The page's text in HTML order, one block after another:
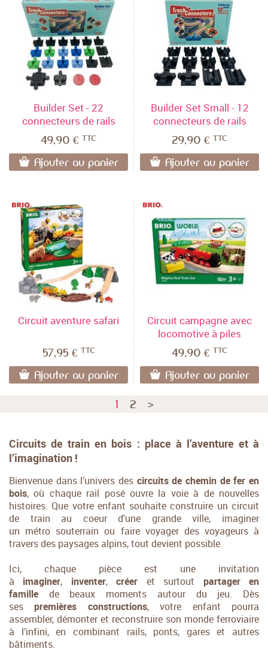
Builder Set - 22
connecteurs de rails
49,90 € TTC
Ajouter au panier
Builder Set Small - 12
connecteurs de rails
29,90 € TTC
Ajouter au panier
Circuit aventure safari
57,95 € TTC
Ajouter au panier
Circuit campagne avec
locomotive à piles
49,90 € TTC
Ajouter au panier
1 2 >
Circuits de train en bois : place à l’aventure et à
l’imagination !
Bienvenue dans l’univers des circuits de chemin de fer en
bois, où chaque rail posé ouvre la voie à de nouvelles
histoires. Que votre enfant souhaite construire un circuit
de train au coeur d'une grande ville, imaginer
un métro souterrain ou faire voyager des voyageurs à
travers des paysages alpins, tout devient possible.
Ici, chaque pièce est une invitation
à
imaginer, inventer, créer et surtout
partager en
famille
de beaux moments autour du jeu. Dès
ses
premières constructions, votre enfant pourra
assembler, démonter et reconstruire son monde ferroviaire
à l’infini, en combinant rails, ponts, gares et autres
bâtiments.